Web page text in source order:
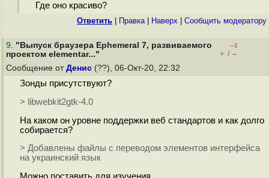
Где оно красиво?
Ответить Правка| Наверх Cообщить модератору
9. "Выпуск браузера Ephemeral 7, развиваемого
проектом elementar..."
–2
+ / –
Сообщение от Денис (??), 06-Окт-20, 22:32
Зонды присутствуют?
> libwebkit2gtk-4.0
На каком он уровне поддержки веб стандартов и как долго
собирается?
> Добавлены файлы с переводом элементов интерфейса
на украинский язык